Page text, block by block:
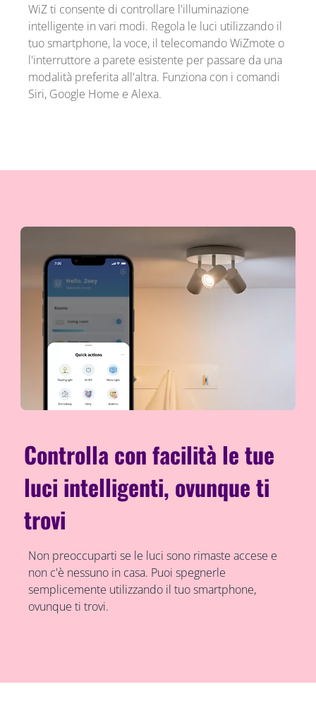
WiZ ti consente di controllare l'illuminazione
intelligente in vari modi. Regola le luci utilizzando il
tuo smartphone, la voce, il telecomando WiZmote o
l'interruttore a parete esistente per passare da una
modalità preferita all'altra. Funziona con i comandi
Siri, Google Home e Alexa.
Controlla con facilità le tue
luci intelligenti, ovunque ti
trovi
Non preoccuparti se le luci sono rimaste accese e
non c'è nessuno in casa. Puoi spegnerle
semplicemente utilizzando il tuo smartphone,
ovunque ti trovi.